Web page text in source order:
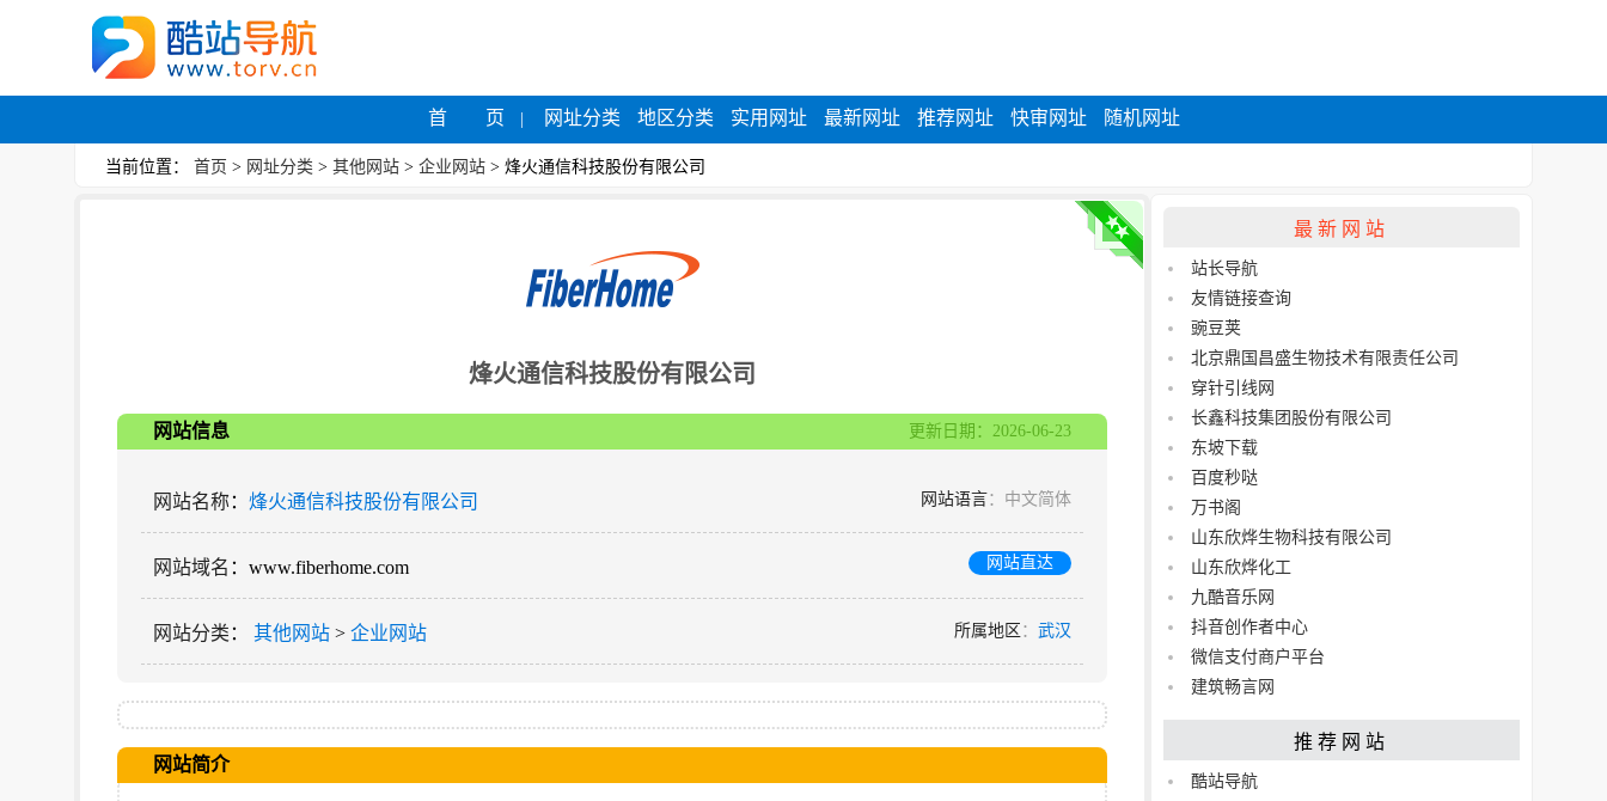
首 页 网址分类 地区分类 实用网址 最新网址 推荐网址 快审网址 随机网址
当前位置： 首页 > 网址分类 > 其他网站 > 企业网站 > 烽火通信科技股份有限公司
烽火通信科技股份有限公司
网站信息 更新日期：2026-06-23
网站名称： 烽火通信科技股份有限公司 网站语言：中文简体
网站域名 ：www.fiberhome.com 网站直达
网站分类 ： 其他网站 > 企业网站 所属地区 ： 武汉
网站简介
最新网站
站长导航
友情链接查询
豌豆荚
北京鼎国昌盛生物技术有限责任公司
穿针引线网
长鑫科技集团股份有限公司
东坡下载
百度秒哒
万书阁
山东欣烨生物科技有限公司
山东欣烨化工
九酷音乐网
抖音创作者中心
微信支付商户平台
建筑畅言网
推荐网站
酷站导航